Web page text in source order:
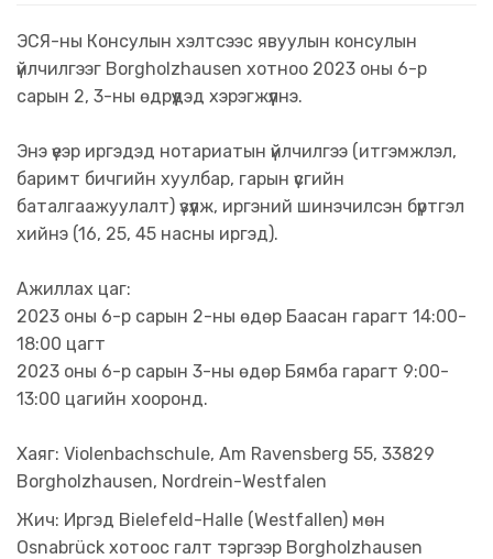
ЭСЯ-ны Консулын хэлтсээс явуулын консулын
үйлчилгээг Borgholzhausen хотноо 2023 оны 6-р
сарын 2, 3-ны өдрүүдэд хэрэгжүүлнэ.
Энэ үеэр иргэдэд нотариатын үйлчилгээ (итгэмжлэл,
баримт бичгийн хуулбар, гарын үсгийн
баталгаажуулалт) үзүүлж, иргэний шинэчилсэн бүртгэл
хийнэ (16, 25, 45 насны иргэд).
Ажиллах цаг:
2023 оны 6-р сарын 2-ны өдөр Баасан гарагт 14:00-
18:00 цагт
2023 оны 6-р сарын 3-ны өдөр Бямба гарагт 9:00-
13:00 цагийн хооронд.
Хаяг: Violenbachschule, Am Ravensberg 55, 33829
Borgholzhausen, Nordrein-Westfalen
Жич: Иргэд Bielefeld-Halle (Westfallen) мөн
Osnabrück хотоос галт тэргээр Borgholzhausen